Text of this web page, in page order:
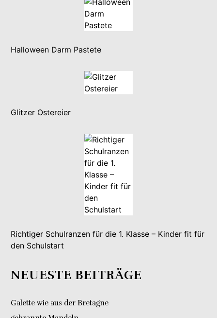
Halloween Darm Pastete
Glitzer Ostereier
Richtiger Schulranzen für die 1. Klasse – Kinder fit für
den Schulstart
NEUESTE BEITRÄGE
Galette wie aus der Bretagne